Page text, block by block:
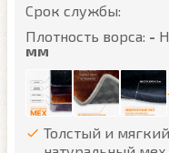
Срок службы:
Плотность ворса: -
мм
Толстый и